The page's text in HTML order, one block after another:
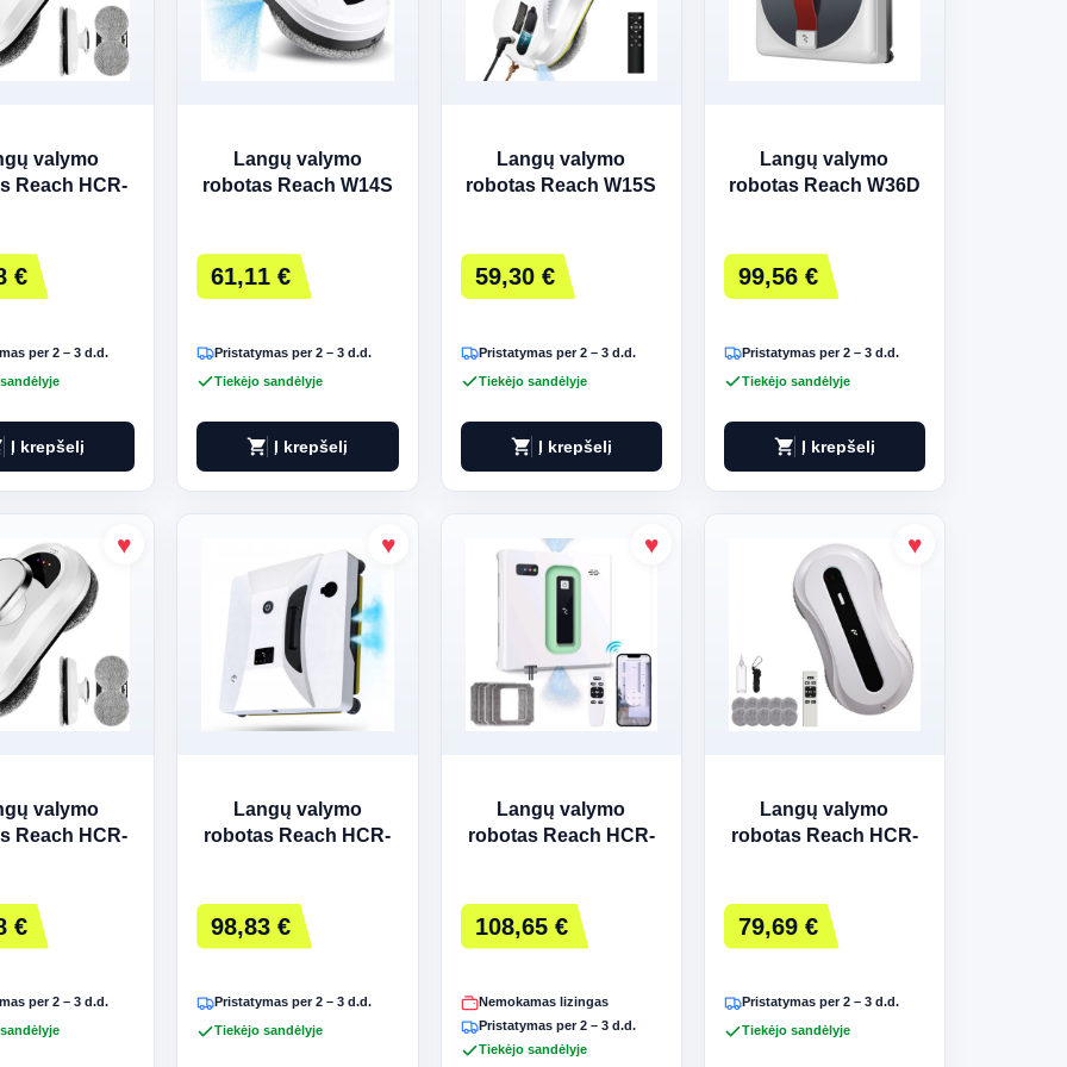
valymo
Reach HCR-
€
per 2 – 3 d.d.
Į krepšelį
Langų valymo
robotas Reach W14S
61,11 €
Pristatymas per 2 – 3 d.d.
Tiekėjo sandėlyje
shopping_cart Į krepšelį
Langų valymo
robotas Reach W15S
59,30 €
Pristatymas per 2 – 3 d.d.
Tiekėjo sandėlyje
shopping_cart Į krepšelį
Langų valymo
robotas Reach W36D
99,56 €
Pristatymas per 2 – 3 d.d.
Tiekėjo sandėlyje
shopping_cart Į krepšelį
valymo
Reach HCR-
€
per 2 – 3 d.d.
Langų valymo
robotas Reach HCR-
98,83 €
Pristatymas per 2 – 3 d.d.
Tiekėjo sandėlyje
Langų valymo
robotas Reach HCR-
108,65 €
Nemokamas lizingas
Pristatymas per 2 – 3 d.d.
Tiekėjo sandėlyje
Langų valymo
robotas Reach HCR-
79,69 €
Pristatymas per 2 – 3 d.d.
Tiekėjo sandėlyje